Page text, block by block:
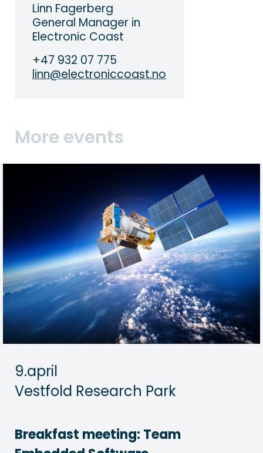
Linn Fagerberg
General Manager in
Electronic Coast
+47 932 07 775
linn@electroniccoast.no
More events
9.april
Vestfold Research Park
Breakfast meeting: Team